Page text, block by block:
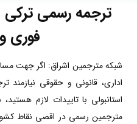
ترجمه رسمی ترکی
فوری
شبکه مترجمین اشراق: اگر جهت
اداری، قانونی و حقوقی نیازمند
استانبولی با تاییدات لازم
مترجمین رسمی در اقصی نقاط